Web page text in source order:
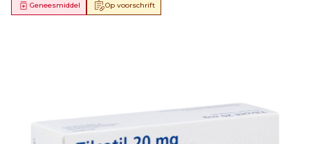
Op voorschrift
Geneesmiddel